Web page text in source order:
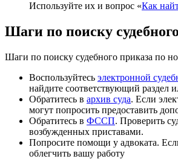
Используйте их и вопрос «Как
Шаги по поиску
Шаги по поиску судебного приказа по
Воспользуйтесь электронной
найдите соответствующий раздел
Обратитесь в архив суда. Если
могут попросить предоставить
Обратитесь в ФССП. Проверить
возбужденных приставами.
Попросите помощи у адвоката.
облегчить вашу работу